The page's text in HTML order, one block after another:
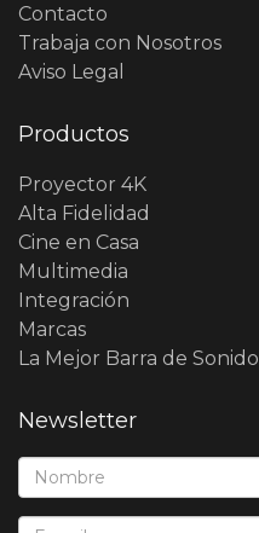
Contacto
Trabaja con Nosotros
Aviso Legal
Productos
Proyector 4K
Alta Fidelidad
Cine en Casa
Multimedia
Integración
Marcas
La Mejor Barra de Sonido
Newsletter
Nombre*:
E-Mail*: